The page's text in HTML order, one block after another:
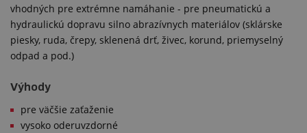
vhodných pre extrémne namáhanie - pre pneumatickú a
hydraulickú dopravu silno abrazívnych materiálov (sklárske
piesky, ruda, črepy, sklenená drť, živec, korund, priemyselný
odpad a pod.)
Výhody
pre väčšie zaťaženie
vysoko oderuvzdorné